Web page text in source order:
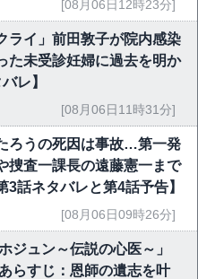
[08月06日12時23分]
ライ」前田敦子が院内感染
た未受診妊婦に過去を明か
レ】
[08月06日11時31分]
ろうの死因は事故…第一発
捜査一課長の遠藤憲一まで
3話ネタバレと第4話予告】
[08月06日09時26分]
ジュン～伝説の心医～」
らすじ：恩師の遺志を叶